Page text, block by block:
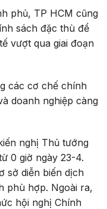
phủ, TP HCM cũng
sách đặc thù để
vượt qua giai đoạn
các cơ chế chính
doanh nghiệp càng
nghị Thủ tướng
0 giờ ngày 23-4.
sở diễn biến dịch
phù hợp. Ngoài ra,
hội nghị Chính